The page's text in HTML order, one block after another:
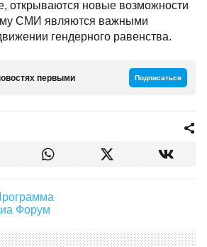
открываются новые возможности
СМИ являются важными
гендерного равенства.
первыми Подписаться
#Программа
Форум